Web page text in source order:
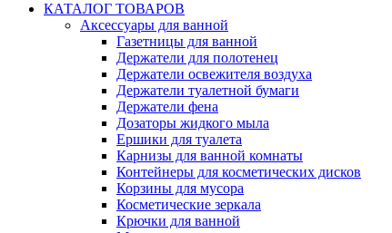
КАТАЛОГ ТОВАРОВ
Аксессуары для ванной
Газетницы для ванной
Держатели для полотенец
Держатели освежителя воздуха
Держатели туалетной бумаги
Держатели фена
Дозаторы жидкого мыла
Ершики для туалета
Карнизы для ванной комнаты
Контейнеры для косметических дисков
Корзины для мусора
Косметические зеркала
Крючки для ванной